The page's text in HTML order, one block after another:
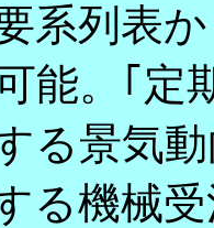
系列表
能。｢定
る景気
る機械